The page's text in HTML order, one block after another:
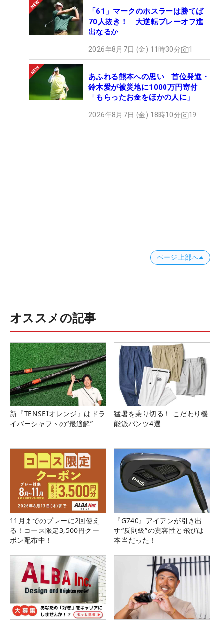
「61」マークのホスラーは勝てば
70人抜き！ 大逆転プレーオフ進
出なるか
2026年8月7日 (金) 11時30分 1
あふれる熊本への思い 首位発進・
鈴木愛が被災地に1000万円寄付
「もらったお金をほかの人に」
2026年8月7日 (金) 18時10分 19
ページ上部へ
オススメの記事
新『TENSEIオレンジ』はドラ
イバーシャフトの“最適解”
猛暑を乗り切る！ こだわり機
能派パンツ4選
11月までのプレーに2回使え
る！コース限定3,500円クー
ポン配布中！
『G740』アイアンが引き出
す“反則級”の寛容性と飛びは
本当だった！